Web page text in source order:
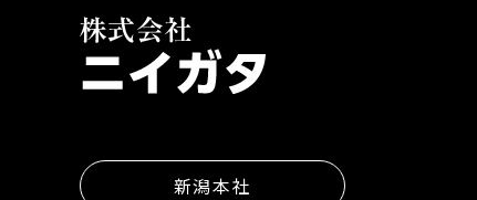
新潟本社